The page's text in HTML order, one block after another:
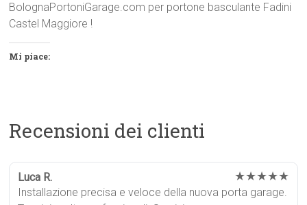
BolognaPortoniGarage.com per portone basculante Fadini
Castel Maggiore !
Mi piace:
Recensioni dei clienti
Luca R. ★★★★★
Installazione precisa e veloce della nuova porta garage.